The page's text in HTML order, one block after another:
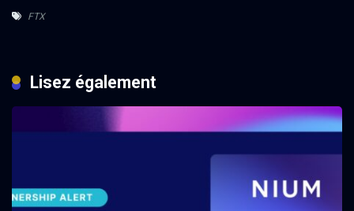
FTX
Lisez également